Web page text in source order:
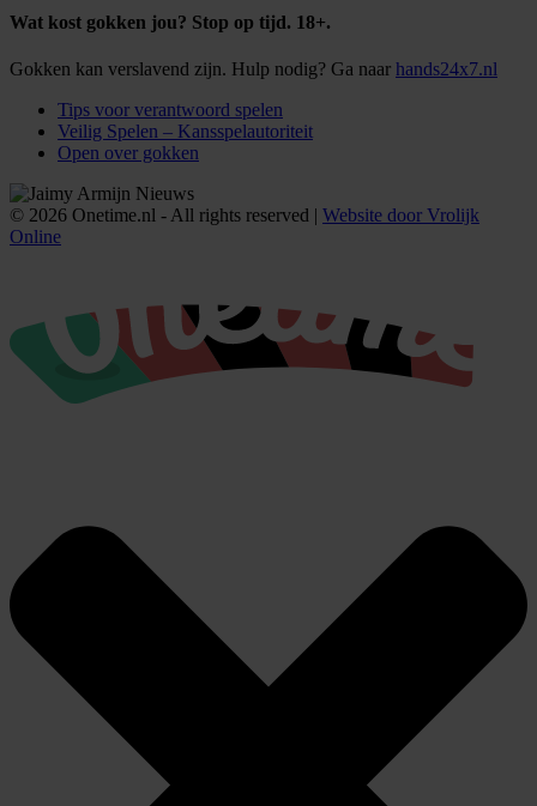
Wat kost gokken jou? Stop op tijd. 18+.
Gokken kan verslavend zijn. Hulp nodig? Ga naar hands24x7.nl
Tips voor verantwoord spelen
Veilig Spelen – Kansspelautoriteit
Open over gokken
© 2026 Onetime.nl - All rights reserved | Website door Vrolijk
Online